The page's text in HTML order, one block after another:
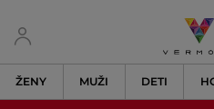
ŽENY MUŽI DETI